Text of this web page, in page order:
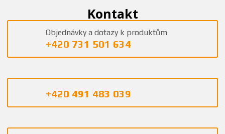
Kontakt
Objednávky a dotazy k produktům
+420 731 501 634
+420 491 483 039